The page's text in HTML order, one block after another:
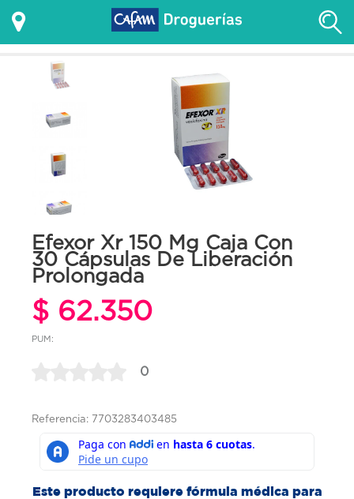
Efexor Xr 150 Mg Caja Con
30 Cápsulas De Liberación
Prolongada
$ 62.350
PUM:
0
Referencia: 7703283403485
Este producto requiere fórmula médica para